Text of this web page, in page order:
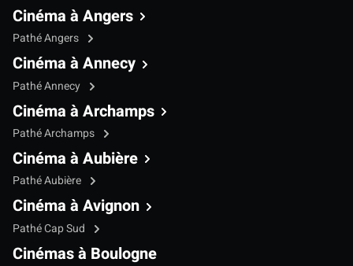
Cinéma à Angers
Pathé Angers
Cinéma à Annecy
Pathé Annecy
Cinéma à Archamps
Pathé Archamps
Cinéma à Aubière
Pathé Aubière
Cinéma à Avignon
Pathé Cap Sud
Cinémas à Boulogne